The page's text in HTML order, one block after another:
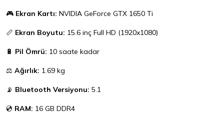
🎮 Ekran Kartı: NVIDIA GeForce GTX 1650 Ti
📏 Ekran Boyutu: 15.6 inç Full HD (1920x1080)
🔋 Pil Ömrü: 10 saate kadar
⚖️ Ağırlık: 1.69 kg
📡 Bluetooth Versiyonu: 5.1
💿 RAM: 16 GB DDR4